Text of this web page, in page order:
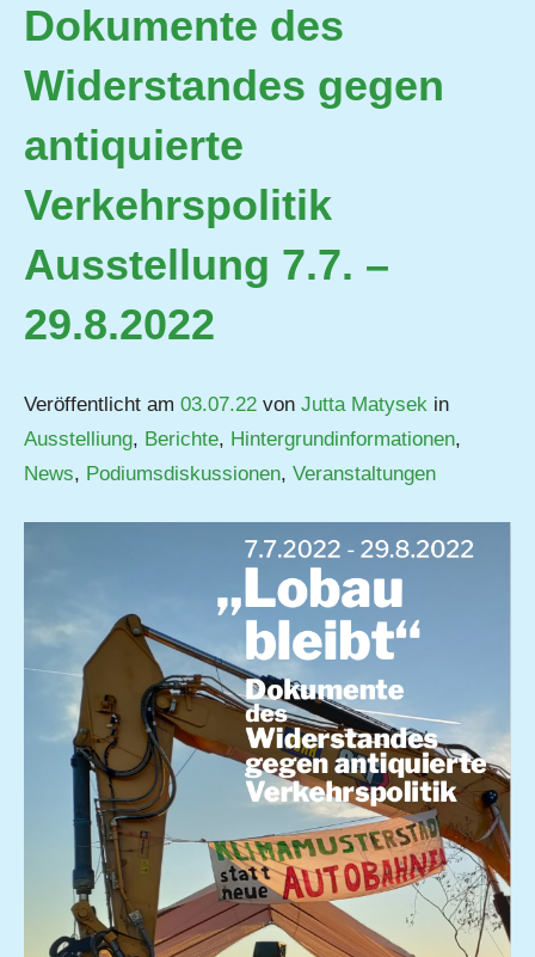
Dokumente des
Widerstandes gegen
antiquierte
Verkehrspolitik
Ausstellung 7.7. –
29.8.2022
Veröffentlicht am 03.07.22 von Jutta Matysek in
Ausstelliung, Berichte, Hintergrundinformationen,
News, Podiumsdiskussionen, Veranstaltungen